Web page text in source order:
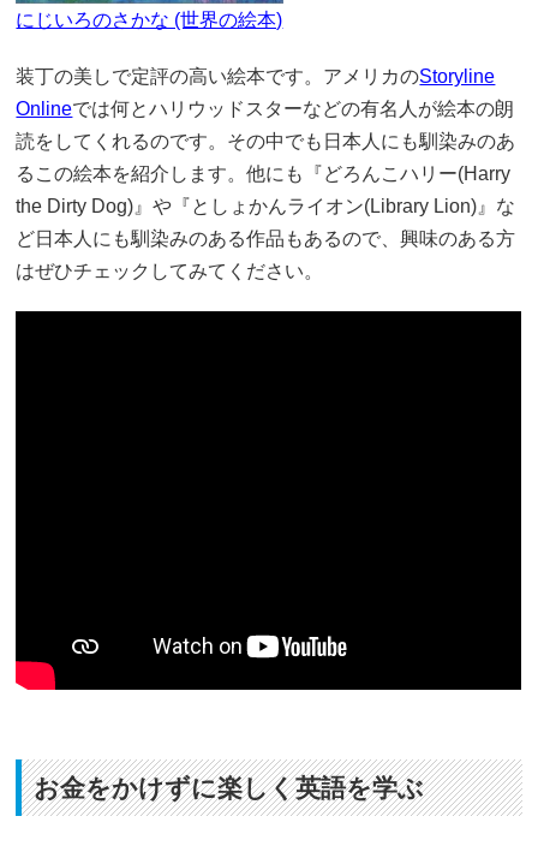
にじいろのさかな (世界の絵本)
装丁の美しで定評の高い絵本です。アメリカのStoryline
Onlineでは何とハリウッドスターなどの有名人が絵本の朗
読をしてくれるのです。その中でも日本人にも馴染みのあ
るこの絵本を紹介します。他にも『どろんこハリー(Harry
the Dirty Dog)』や『としょかんライオン(Library Lion)』な
ど日本人にも馴染みのある作品もあるので、興味のある方
はぜひチェックしてみてください。
お金をかけずに楽しく英語を学ぶ